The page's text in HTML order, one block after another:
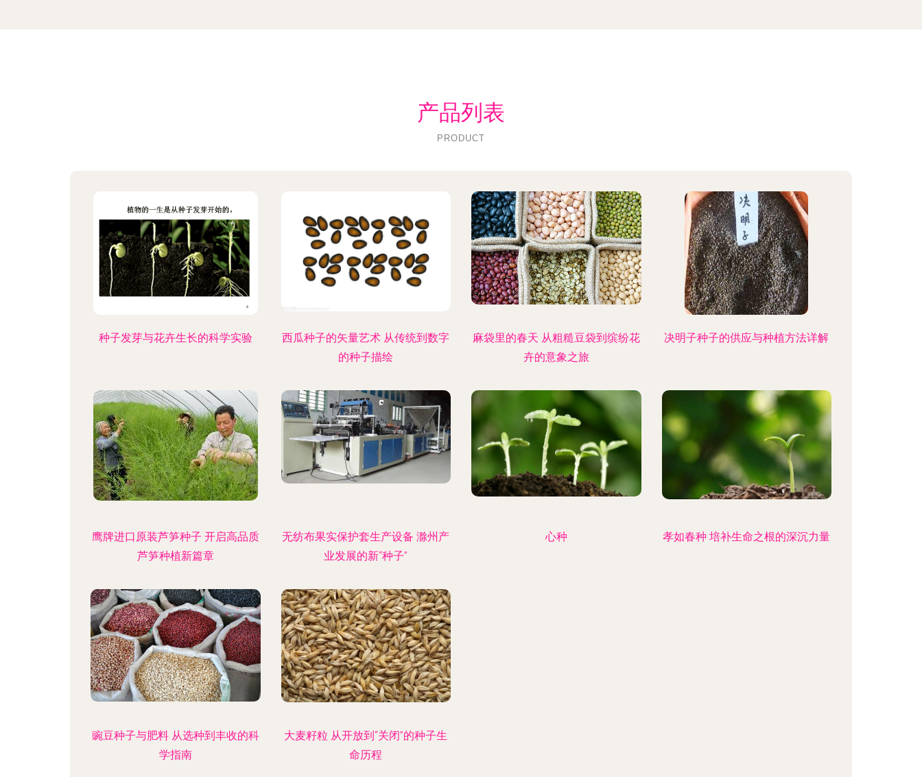
产品列表
PRODUCT
种子发芽与花卉生长的科学实验
西瓜种子的矢量艺术 从传统到数字
的种子描绘
麻袋里的春天 从粗糙豆袋到缤纷花
卉的意象之旅
决明子种子的供应与种植方法详解
鹰牌进口原装芦笋种子 开启高品质
芦笋种植新篇章
无纺布果实保护套生产设备 滁州产
业发展的新“种子”
心种 孝如春种 培补生命之根的深沉力量
豌豆种子与肥料 从选种到丰收的科
学指南
大麦籽粒 从开放到“关闭”的种子生
命历程